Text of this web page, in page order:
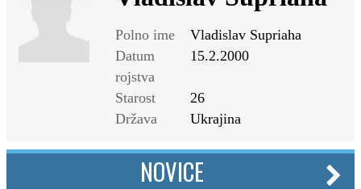
Polno ime
Vladislav Supriaha
Datum
rojstva
15.2.2000
Starost
26
Država
Ukrajina
NOVICE